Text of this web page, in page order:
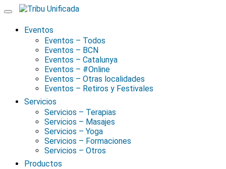
Skip
contentEventos
Eventos – Todos
Eventos – BCN
Eventos – Catalunya
Eventos – #Online
Eventos – Otras localidades
Eventos – Retiros y Festivales
Servicios
Servicios – Terapias
Servicios – Masajes
Servicios – Yoga
Servicios – Formaciones
Servicios – Otros
Productos